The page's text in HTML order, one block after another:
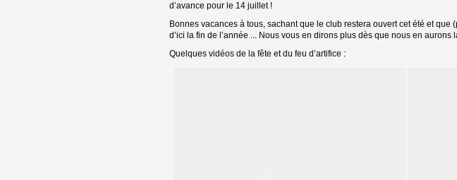
d’avance pour le 14 juillet !
Bonnes vacances à tous, sachant que le club restera ouvert cet été et
d’ici la fin de l’année ... Nous vous en dirons plus dès que nous en aurons
Quelques vidéos de la fête et du feu d’artifice :